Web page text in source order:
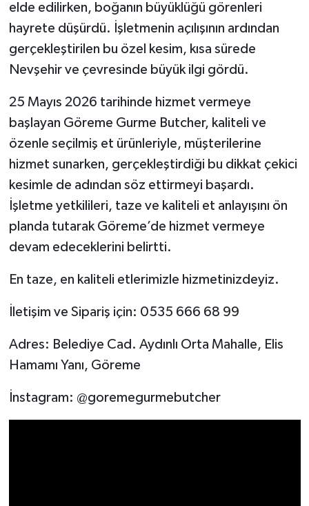
elde edilirken, boğanın büyüklüğü görenleri
hayrete düşürdü. İşletmenin açılışının ardından
gerçekleştirilen bu özel kesim, kısa sürede
Nevşehir ve çevresinde büyük ilgi gördü.
25 Mayıs 2026 tarihinde hizmet vermeye
başlayan Göreme Gurme Butcher, kaliteli ve
özenle seçilmiş et ürünleriyle, müşterilerine
hizmet sunarken, gerçekleştirdiği bu dikkat çekici
kesimle de adından söz ettirmeyi başardı.
İşletme yetkilileri, taze ve kaliteli et anlayışını ön
planda tutarak Göreme’de hizmet vermeye
devam edeceklerini belirtti.
En taze, en kaliteli etlerimizle hizmetinizdeyiz.
İletişim ve Sipariş için: 0535 666 68 99
Adres: Belediye Cad. Aydınlı Orta Mahalle, Elis
Hamamı Yanı, Göreme
İnstagram: @goremegurmebutcher